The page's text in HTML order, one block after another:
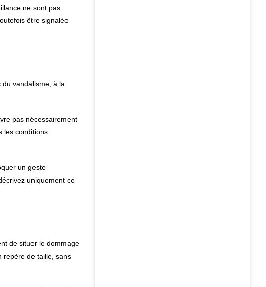
ne sont pas
être signalée
du vandalisme, à la
pas nécessairement
les conditions
un geste
uniquement ce
de situer le dommage
repère de taille, sans